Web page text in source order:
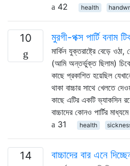
42
health
10 মুরগী-পক্স পার্টি বনাম
মার্কিন যুক্তরাষ্ট্রে বেড়ে
(আমি অন্তর্ভুক্ত ছিলাম)
কাছে প্রকাশিত হয়েছিল
থাকা বাচ্চার সাথে খেলতে
কাছে এটির একটি ভ্যাকসিন
বাচ্চাদের কোনও পার্টির
31
health
14 বাচ্চাদের বার এনে